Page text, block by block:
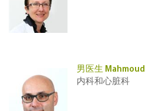
男医生
内科和心脏科